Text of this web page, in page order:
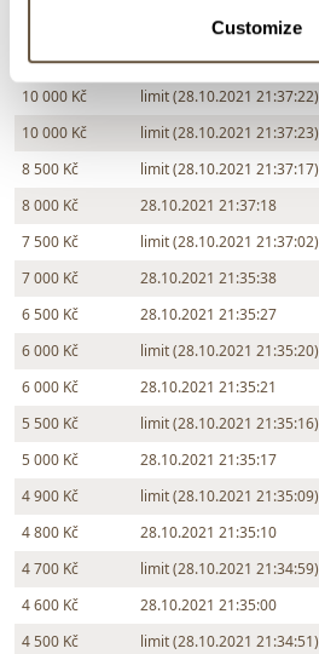
Customize
28.10.2021 21:38:40
11 000 Kč
28.10.2021 21:37:31
10 000 Kč
limit (28.10.2021 21:37:22)
10 000 Kč
limit (28.10.2021 21:37:23)
8 500 Kč
limit (28.10.2021 21:37:17)
8 000 Kč
28.10.2021 21:37:18
7 500 Kč
limit (28.10.2021 21:37:02)
7 000 Kč
28.10.2021 21:35:38
6 500 Kč
28.10.2021 21:35:27
6 000 Kč
limit (28.10.2021 21:35:20)
6 000 Kč
28.10.2021 21:35:21
5 500 Kč
limit (28.10.2021 21:35:16)
5 000 Kč
28.10.2021 21:35:17
4 900 Kč
limit (28.10.2021 21:35:09)
4 800 Kč
28.10.2021 21:35:10
4 700 Kč
limit (28.10.2021 21:34:59)
4 600 Kč
28.10.2021 21:35:00
4 500 Kč
limit (28.10.2021 21:34:51)